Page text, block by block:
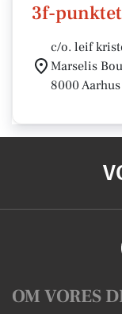
3f-
c/o. leif
Marselis
8000
OM VORES